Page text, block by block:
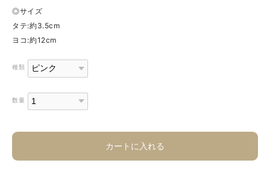
◎サイズ
タテ:約3.5cm
ヨコ:約12cm
種類
数量
カートに入れる